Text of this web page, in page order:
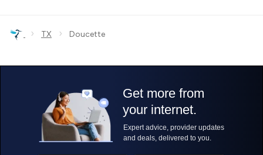
› TX › Doucette